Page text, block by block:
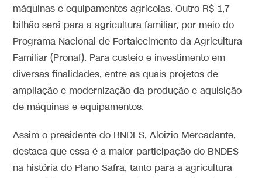
máquinas e equipamentos agrícolas. Outro R$ 1,7
bilhão será para a agricultura familiar, por meio do
Programa Nacional de Fortalecimento da Agricultura
Familiar (Pronaf). Para custeio e investimento em
diversas finalidades, entre as quais projetos de
ampliação e modernização da produção e aquisição
de máquinas e equipamentos.
Assim o presidente do BNDES, Aloizio Mercadante,
destaca que essa é a maior participação do BNDES
na história do Plano Safra, tanto para a agricultura